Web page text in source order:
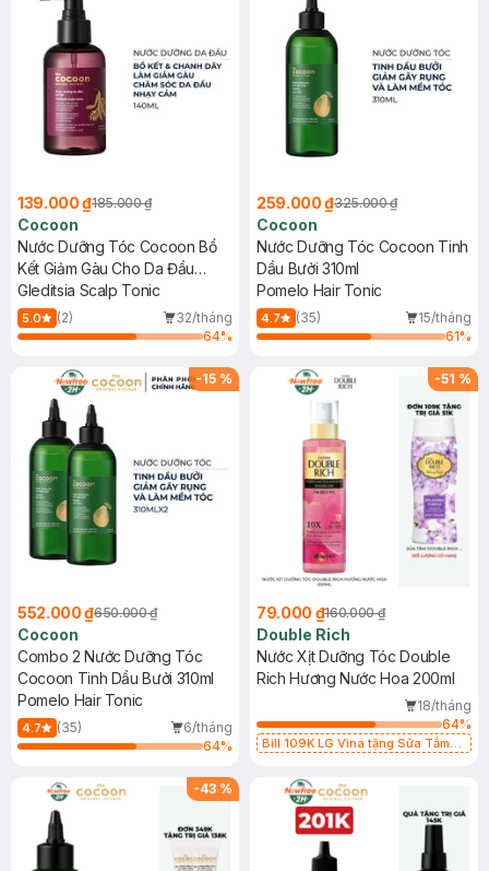
139.000 ₫185.000 ₫
Cocoon
Nước Dưỡng Tóc Cocoon Bồ
Kết Giảm Gàu Cho Da Đầu
Nhạy Cảm 140ml
Gleditsia Scalp Tonic
5.0 (2)
32/tháng
64%
259.000 ₫325.000 ₫
Cocoon
Nước Dưỡng Tóc Cocoon Tinh
Dầu Bưởi 310ml
Pomelo Hair Tonic
4.7 (35)
15/tháng
61%
-15 %
552.000 ₫650.000 ₫
Cocoon
Combo 2 Nước Dưỡng Tóc
Cocoon Tinh Dầu Bưởi 310ml
Pomelo Hair Tonic
4.7 (35)
6/tháng
64%
-51 %
79.000 ₫160.000 ₫
Double Rich
Nước Xịt Dưỡng Tóc Double
Rich Hương Nước Hoa 200ml
18/tháng
64%
Bill 109K LG Vina tặng Sữa Tắm
(SL có hạn)
-43 %